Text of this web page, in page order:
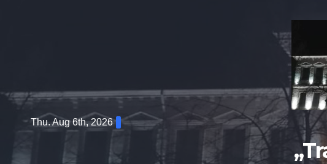
Thu. Aug 6th, 2026